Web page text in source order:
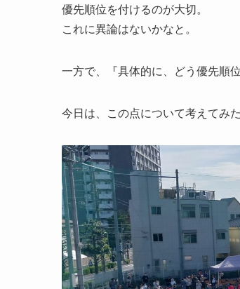
優先順位を付けるのが大切。
これに異論はないかなと。
一方で、『具体的に、どう優先順
今日は、この点について考えてみ